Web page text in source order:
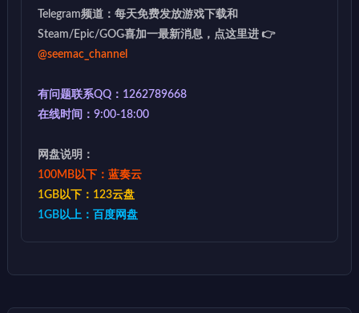
Telegram频道：每天免费发放游戏下载和
Steam/Epic/GOG喜加一最新消息，点这里进 👉
@seemac_channel
有问题联系QQ：1262789668
在线时间：9:00-18:00
网盘说明：
100MB以下：蓝奏云
1GB以下：123云盘
1GB以上：百度网盘